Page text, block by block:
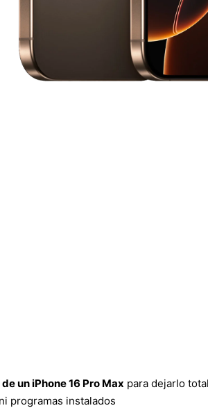
un iPhone 16 Pro Max para dejarlo
programas instalados